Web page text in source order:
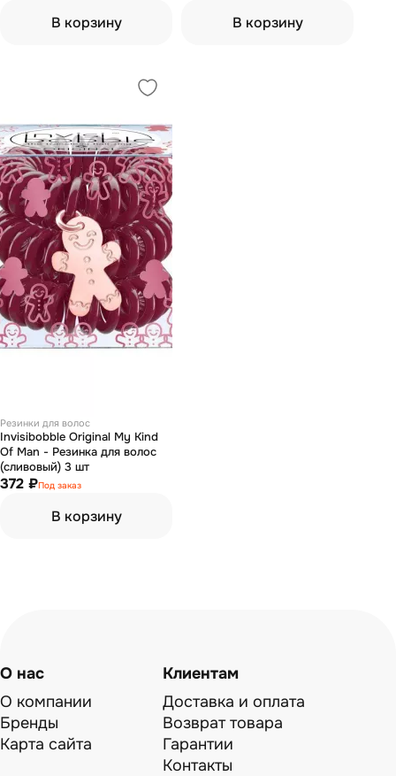
В корзину
В корзину
Резинки для волос
Invisibobble Original My Kind
Of Man - Резинка для волос
(сливовый) 3 шт
372 ₽Под заказ
В корзину
О нас
О компании
Бренды
Карта сайта
Клиентам
Доставка и оплата
Возврат товара
Гарантии
Контакты